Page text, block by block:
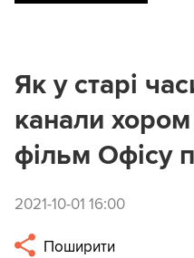
Як у старі
канали
фільм Офісу
2021-10-01 16:00
Поширити